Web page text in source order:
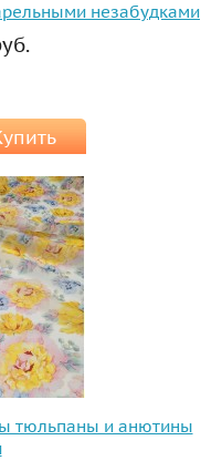
незабудками
тюльпаны и анютины